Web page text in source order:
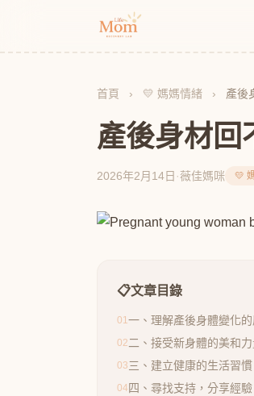
首頁 › 💛 媽媽情緒 › 產後
產後身材回
2026年2月14日 ·薇佳媽咪 💛
📋文章目錄
01一、理解產後身體變化的
02 二、接受新身體的美和
03三、建立健康的生活習慣
04 四、尋找支持，分享經驗